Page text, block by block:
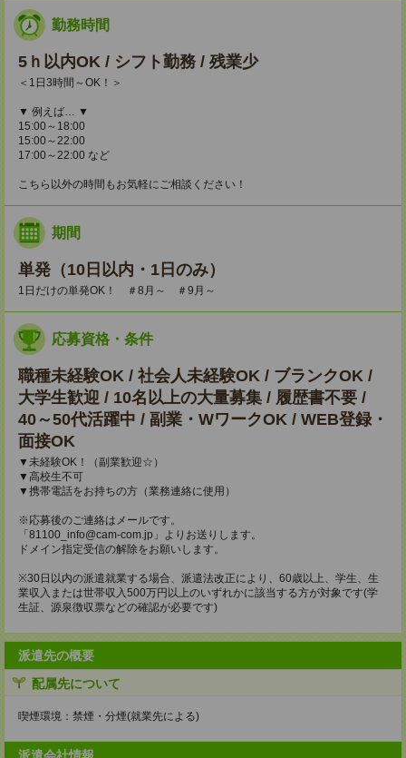
勤務時間
5ｈ以内OK / シフト勤務 / 残業少
＜1日3時間～OK！＞
▼ 例えば… ▼
15:00～18:00
15:00～22:00
17:00～22:00 など
こちら以外の時間もお気軽にご相談ください！
期間
単発（10日以内・1日のみ）
1日だけの単発OK！ ＃8月～ ＃9月～
応募資格・条件
職種未経験OK / 社会人未経験OK / ブランクOK /
大学生歓迎 / 10名以上の大量募集 / 履歴書不要 /
40～50代活躍中 / 副業・WワークOK / WEB登録・
面接OK
▼未経験OK！（副業歓迎☆）
▼高校生不可
▼携帯電話をお持ちの方（業務連絡に使用）
※応募後のご連絡はメールです。
「81100_info@cam-com.jp」よりお送りします。
ドメイン指定受信の解除をお願いします。
※30日以内の派遣就業する場合、派遣法改正により、60歳以上、学生、生
業収入または世帯収入500万円以上のいずれかに該当する方が対象です(学
生証、源泉徴収票などの確認が必要です)
派遣先の概要
配属先について
喫煙環境：禁煙・分煙(就業先による)